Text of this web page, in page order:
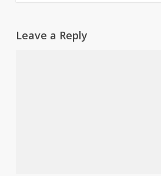
Leave a Reply